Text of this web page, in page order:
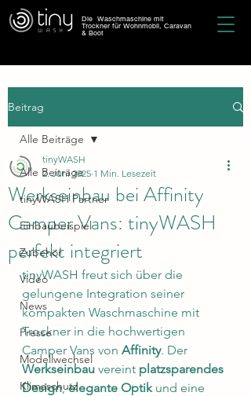
Die Waschmaschine mit
Trockner für Wohnmobil, Caravan
& Boot
Beitrag
Alle Beiträge
tinyWASH Partner
Einbaubeispiel
Zubehör
Video
News
Presse
Modellwechsel
Klimaschutz
Alle Beiträge
Werkseinbau bei Affinity
Camper Vans: tinyWASH
perfekt integriert
tinyWASH
2. Juni 2025 1 Min. Lesezeit
tinyWASH freut sich über die
gelungene Integration seiner
kompakten Waschmaschine mit
Trockner in die hochwertigen
Camper Vans von Affinity. Der
Werkseinbau vereint platzsparendes
Design, elegante Optik und eine